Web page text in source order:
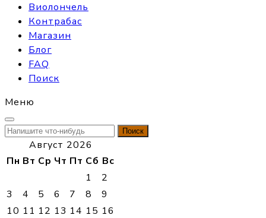
Виолончель
Контрабас
Магазин
Блог
FAQ
Поиск
Меню
Найти:
Август 2026
Пн Вт Ср Чт Пт Сб Вс
1
2
3
4 5 6 7 8
9
10 11 12 13 14 15 16